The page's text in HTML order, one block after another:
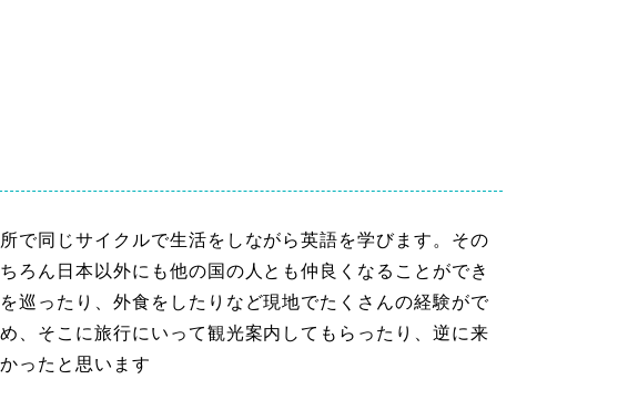
で同じサイクルで生活をしながら英語を学びます。その
ろん日本以外にも他の国の人とも仲良くなることができ
巡ったり、外食をしたりなど現地でたくさんの経験がで
、そこに旅行にいって観光案内してもらったり、逆に来
ったと思います